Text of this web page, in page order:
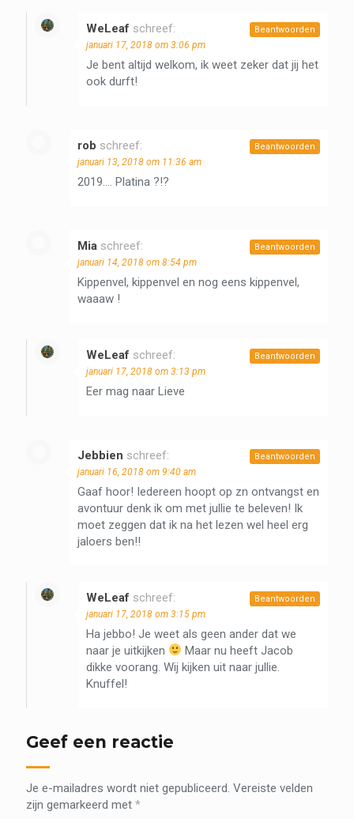
WeLeaf schreef:
januari 17, 2018 om 3:06 pm
Je bent altijd welkom, ik weet zeker dat jij het
ook durft!
Beantwoorden
rob schreef:
januari 13, 2018 om 11:36 am
2019…. Platina ?!?
Beantwoorden
Mia schreef:
januari 14, 2018 om 8:54 pm
Kippenvel, kippenvel en nog eens kippenvel,
waaaw !
Beantwoorden
WeLeaf schreef:
januari 17, 2018 om 3:13 pm
Eer mag naar Lieve
Beantwoorden
Jebbien schreef:
januari 16, 2018 om 9:40 am
Gaaf hoor! Iedereen hoopt op zn ontvangst en
avontuur denk ik om met jullie te beleven! Ik
moet zeggen dat ik na het lezen wel heel erg
jaloers ben!!
Beantwoorden
WeLeaf schreef:
januari 17, 2018 om 3:15 pm
Ha jebbo! Je weet als geen ander dat we
naar je uitkijken
Maar nu heeft Jacob
dikke voorang. Wij kijken uit naar jullie.
Knuffel!
Beantwoorden
Geef een reactie
Je e-mailadres wordt niet gepubliceerd. Vereiste velden
zijn gemarkeerd met *